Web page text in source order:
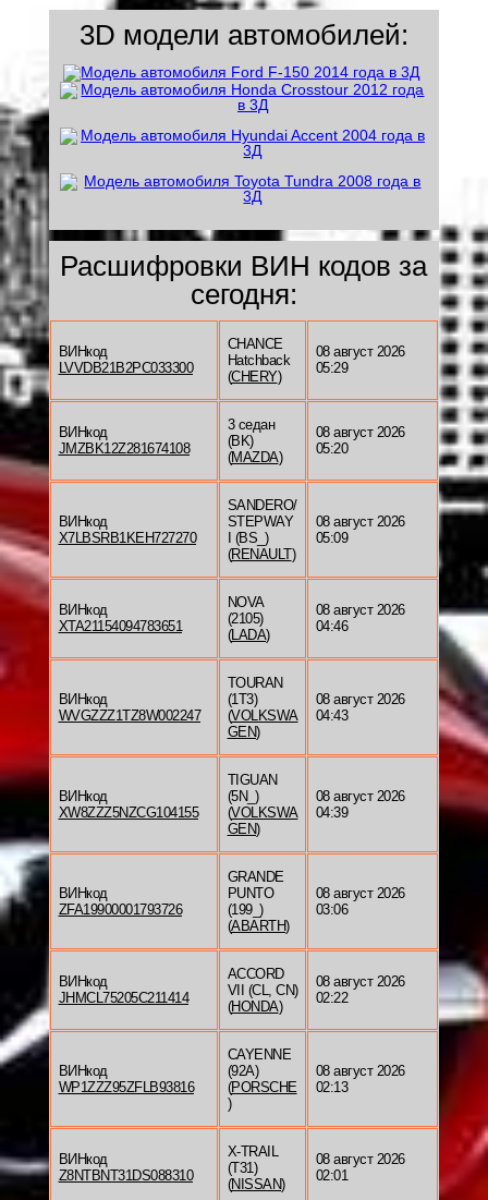
3D модели автомобилей:
Расшифровки ВИН кодов за
сегодня:
ВИНкод
LVVDB21B2PC033300
CHANCE
Hatchback
(CHERY)
08 август 2026
05:29
ВИНкод
JMZBK12Z281674108
3 седан
(BK)
(MAZDA)
08 август 2026
05:20
ВИНкод
X7LBSRB1KEH727270
SANDERO/
STEPWAY
I (BS_)
(RENAULT)
08 август 2026
05:09
ВИНкод
XTA21154094783651
NOVA
(2105)
(LADA)
08 август 2026
04:46
ВИНкод
WVGZZZ1TZ8W002247
TOURAN
(1T3)
(VOLKSWA
GEN)
08 август 2026
04:43
ВИНкод
XW8ZZZ5NZCG104155
TIGUAN
(5N_)
(VOLKSWA
GEN)
08 август 2026
04:39
ВИНкод
ZFA19900001793726
GRANDE
PUNTO
(199_)
(ABARTH)
08 август 2026
03:06
ВИНкод
JHMCL75205C211414
ACCORD
VII (CL, CN)
(HONDA)
08 август 2026
02:22
ВИНкод
WP1ZZZ95ZFLB93816
CAYENNE
(92A)
(PORSCHE
)
08 август 2026
02:13
ВИНкод
Z8NTBNT31DS088310
X-TRAIL
(T31)
(NISSAN)
08 август 2026
02:01